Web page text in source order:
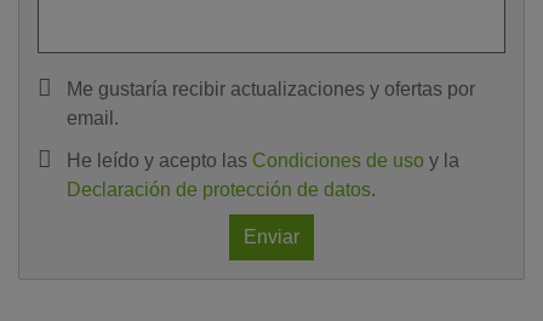
Me gustaría recibir actualizaciones y ofertas por
email.
He leído y acepto las Condiciones de uso y la
Declaración de protección de datos.
Enviar